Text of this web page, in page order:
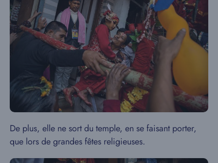
De plus, elle ne sort du temple, en se faisant porter,
que lors de grandes fêtes religieuses.